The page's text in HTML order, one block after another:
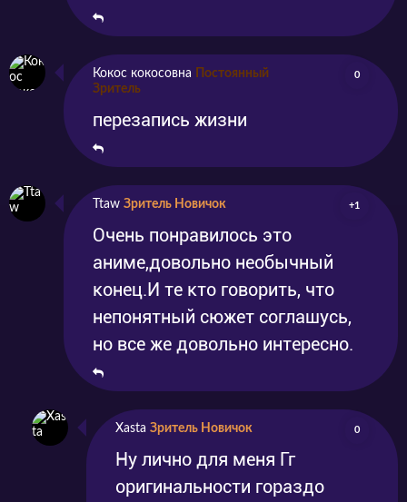
забывать об осторожности, ведь с помощью
долго придётся расхлёбывать.
Смотрите аниме «Перезапись» онлайн на
нашем сайте в хорошем качестве. И не
забудьте поделиться своим мнением о
сериале! Кстати, какая из героинь
понравилась вам больше остальных?
Кокос кокосовна
Постоянный
Зритель
0
перезапись жизни
Ttaw Зритель Новичок +1
Очень понравилось это
аниме,довольно необычный
конец.И те кто говорить, что
непонятный сюжет соглашусь,
но все же довольно интересно.
Xasta Зритель Новичок 0
Ну лично для меня Гг
оригинальности гораздо